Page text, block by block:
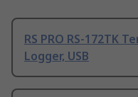
RS PRO RS-172TK
Logger, USB